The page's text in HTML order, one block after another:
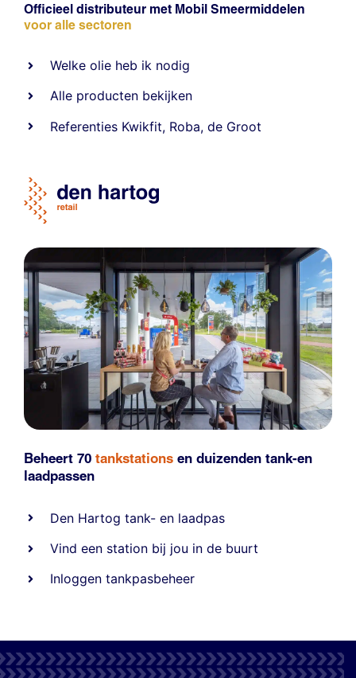
Officieel distributeur met Mobil Smeermiddelen
voor alle sectoren
Welke olie heb ik nodig
Alle producten bekijken
Referenties Kwikfit, Roba,de Groot
Beheert 70 tankstations en duizenden tank-en
laadpassen
Den Hartog tank- en laadpas
Vind een station bij jou in de buurt
Inloggen tankpasbeheer